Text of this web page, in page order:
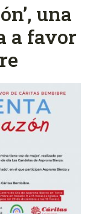
una
a favor